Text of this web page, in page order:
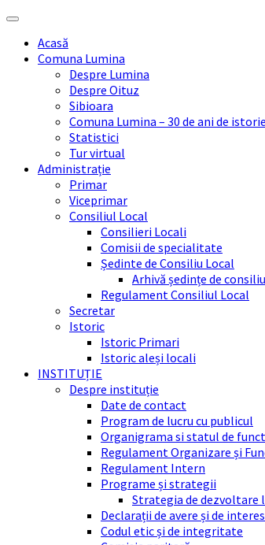
Skip
content
Skip
sidebar
Skip
right
sidebar
Skip
footerAcasă
Comuna Lumina
Despre Lumina
Despre Oituz
Sibioara
Comuna Lumina – 30 de ani de istorie
Statistici
Tur virtual
Administrație
Primar
Viceprimar
Consiliul Local
Consilieri Locali
Comisii de specialitate
Ședinte de Consiliu Local
Arhivă ședințe de
Regulament Consiliul Local
Secretar
Istoric
Istoric Primari
Istoric aleși locali
INSTITUȚIE
Despre instituție
Date de contact
Program de lucru cu publicul
Organigrama si statul de
Regulament Organizare și
Regulament Intern
Programe și strategii
Strategia de dezvoltare
Declarații de avere și de
Codul etic și de integritate